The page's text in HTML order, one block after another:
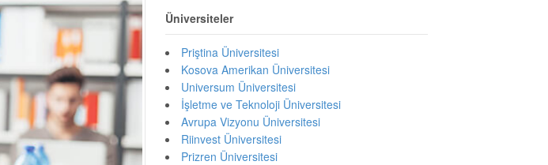
Üniversiteler
Priştina Üniversitesi
Kosova Amerikan Üniversitesi
Universum Üniversitesi
İşletme ve Teknoloji Üniversitesi
Avrupa Vizyonu Üniversitesi
Riinvest Üniversitesi
Prizren Üniversitesi